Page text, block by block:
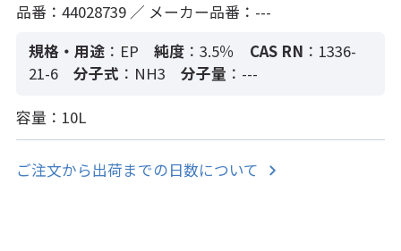
品番：44028739 ／ メーカー品番：---
規格・用途 ：EP 純度：3.5％ CAS RN ：1336-
21-6
分子式 ：NH3 分子量 ：---
容量：10L
ご注文から出荷までの日数について